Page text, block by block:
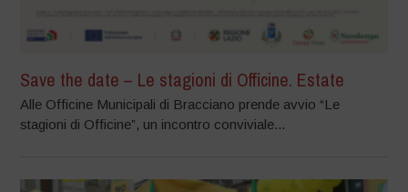
Save the date – Le stagioni di Officine. Estate
Alle Officine Municipali di Bracciano prende avvio “Le
stagioni di Officine”, un incontro conviviale...